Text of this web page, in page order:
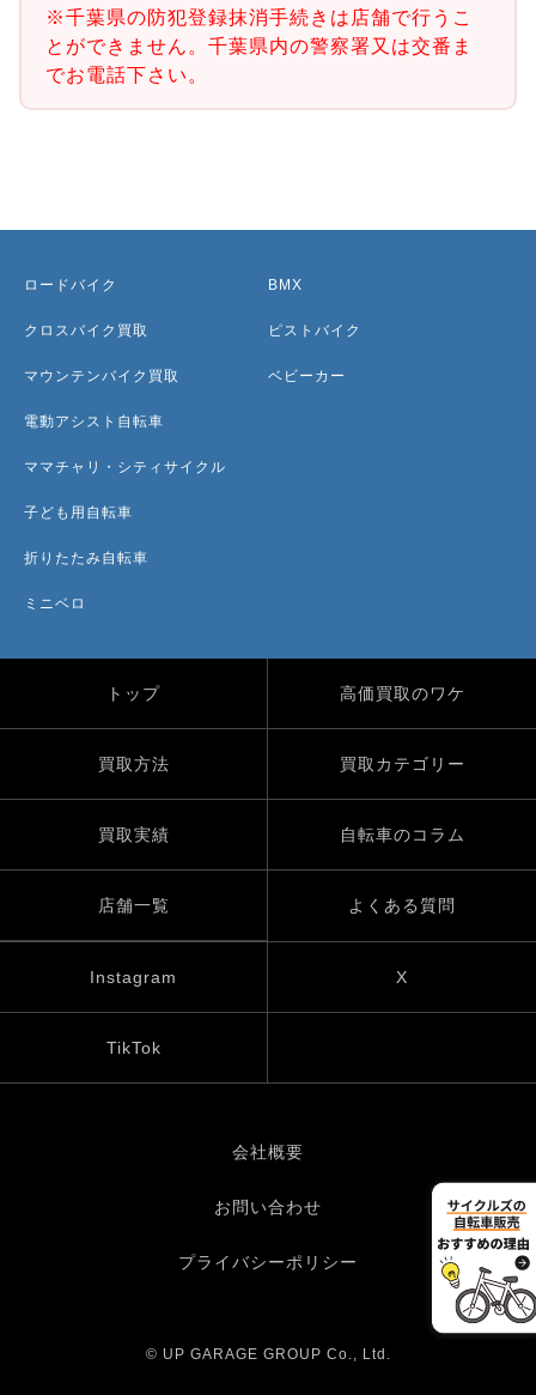
※千葉県の防犯登録抹消手続きは店舗で行うこ
とができません。千葉県内の警察署又は交番ま
でお電話下さい。
ロードバイク
クロスバイク買取
マウンテンバイク買取
電動アシスト自転車
ママチャリ・シティサイクル
子ども用自転車
折りたたみ自転車
ミニベロ
BMX
ピストバイク
ベビーカー
トップ 高価買取のワケ
買取方法 買取カテゴリー
買取実績 自転車のコラム
店舗一覧 よくある質問
Instagram X
TikTok
会社概要
お問い合わせ
プライバシーポリシー
© UP GARAGE GROUP Co., Ltd.